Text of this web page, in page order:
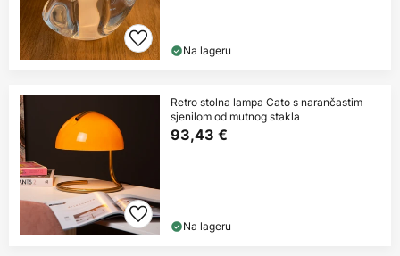
Na lageru
Retro stolna lampa Cato s narančastim
sjenilom od mutnog stakla
93,43 €
Na lageru